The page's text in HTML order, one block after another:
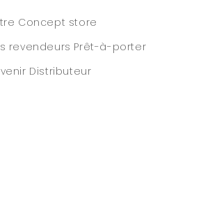
Concept store
revendeurs Prêt-à-porter
Distributeur